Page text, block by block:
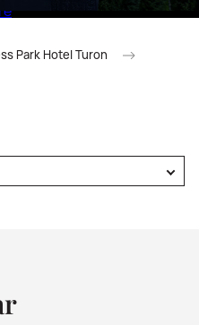
Park Hotel Turon